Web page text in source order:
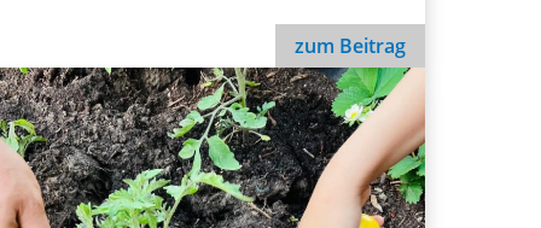
zum Beitrag